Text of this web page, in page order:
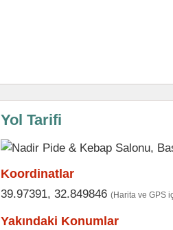
Yol Tarifi
Koordinatlar
39.97391, 32.849846 (Harita ve GPS
Yakındaki Konumlar